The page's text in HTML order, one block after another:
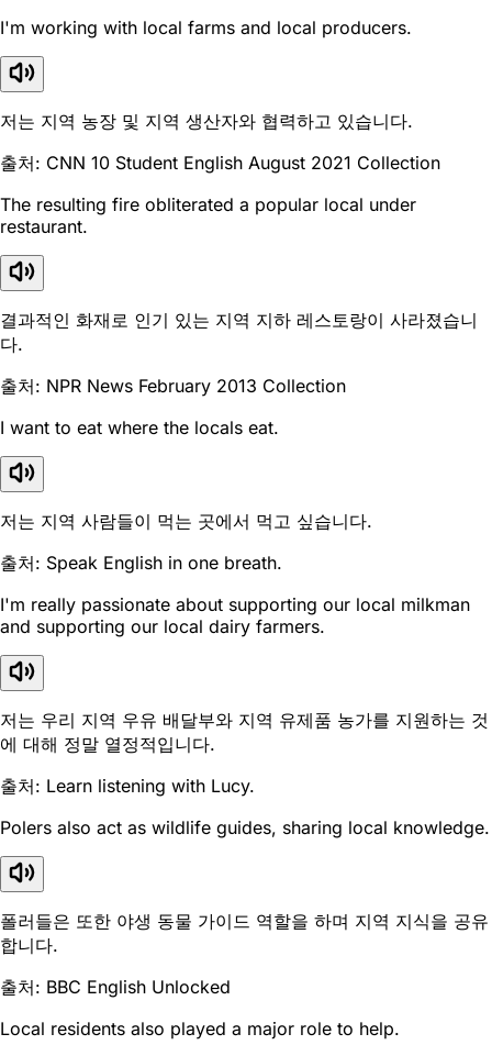
I'm working with local farms and local producers.
저는 지역 농장 및 지역 생산자와 협력하고 있습니다.
출처: CNN 10 Student English August 2021 Collection
The resulting fire obliterated a popular local under
restaurant.
결과적인 화재로 인기 있는 지역 지하 레스토랑이 사라졌습니
다.
출처: NPR News February 2013 Collection
I want to eat where the locals eat.
저는 지역 사람들이 먹는 곳에서 먹고 싶습니다.
출처: Speak English in one breath.
I'm really passionate about supporting our local milkman
and supporting our local dairy farmers.
저는 우리 지역 우유 배달부와 지역 유제품 농가를 지원하는 것
에 대해 정말 열정적입니다.
출처: Learn listening with Lucy.
Polers also act as wildlife guides, sharing local knowledge.
폴러들은 또한 야생 동물 가이드 역할을 하며 지역 지식을 공유
합니다.
출처: BBC English Unlocked
Local residents also played a major role to help.